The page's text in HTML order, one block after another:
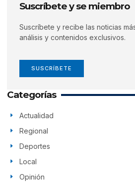
Suscríbete y se miembro
Suscríbete y recibe las noticias
análisis y contenidos exclusivos.
SUSCRÍBETE
Categorías
Actualidad
Regional
Deportes
Local
Opinión